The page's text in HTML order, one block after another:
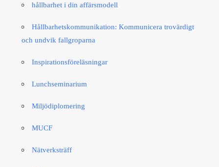
hållbarhet i din affärsmodell
Hållbarhetskommunikation: Kommunicera trovärdigt
och undvik fallgroparna​
Inspirationsföreläsningar
Lunchseminarium
Miljödiplomering
MUCF
Nätverksträff